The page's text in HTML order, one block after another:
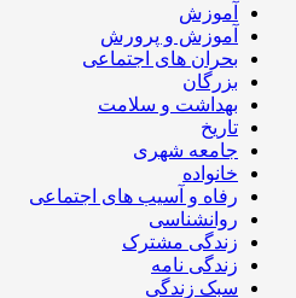
آموزش
آموزش و پرورش
بحران های اجتماعی
بزرگان
بهداشت و سلامت
تاریخ
جامعه شهری
خانواده
رفاه و آسیب های اجتماعی
روانشناسی
زندگی مشترک
زندگی نامه
سبک زندگی